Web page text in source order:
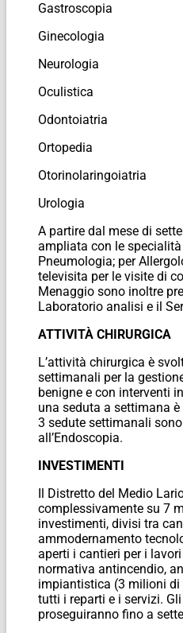
Gastroscopia
Ginecologia
Neurologia
Oculistica
Odontoiatria
Ortopedia
Otorinolaringoiatria
Urologia
A partire dal mese di
ampliata con le
Pneumologia; per
televisita per le visite di
Menaggio sono inoltre
Laboratorio analisi e il
ATTIVITÀ CHIRURGICA
L’attività chirurgica è
settimanali per la
benigne e con interventi
una seduta a settimana
3 sedute settimanali
all’Endoscopia.
INVESTIMENTI
Il Distretto del Medio
complessivamente su 7
investimenti, divisi tra
ammodernamento
aperti i cantieri per i
normativa antincendio,
impiantistica (3 milioni
tutti i reparti e i servizi.
proseguiranno fino a